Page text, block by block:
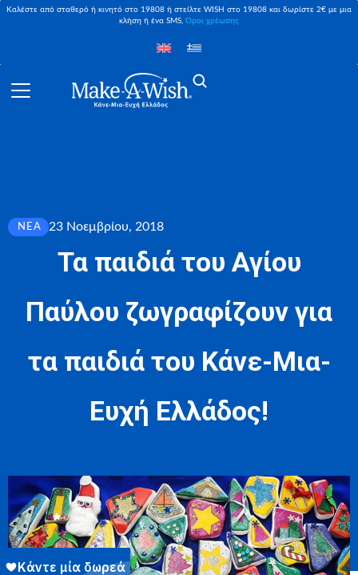
Καλέστε από σταθερό ή κινητό στο 19808 ή στείλτε WISH στο 19808 και δωρίστε 2€ με μια
κλήση ή ένα SMS,Όροι χρέωσης
ΝΈΑ 23 Νοεμβρίου, 2018
Τα παιδιά του Αγίου
Παύλου ζωγραφίζουν για
τα παιδιά του Κάνε-Μια-
Ευχή Ελλάδος!